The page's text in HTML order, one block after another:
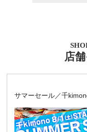
店
サマーセール／千